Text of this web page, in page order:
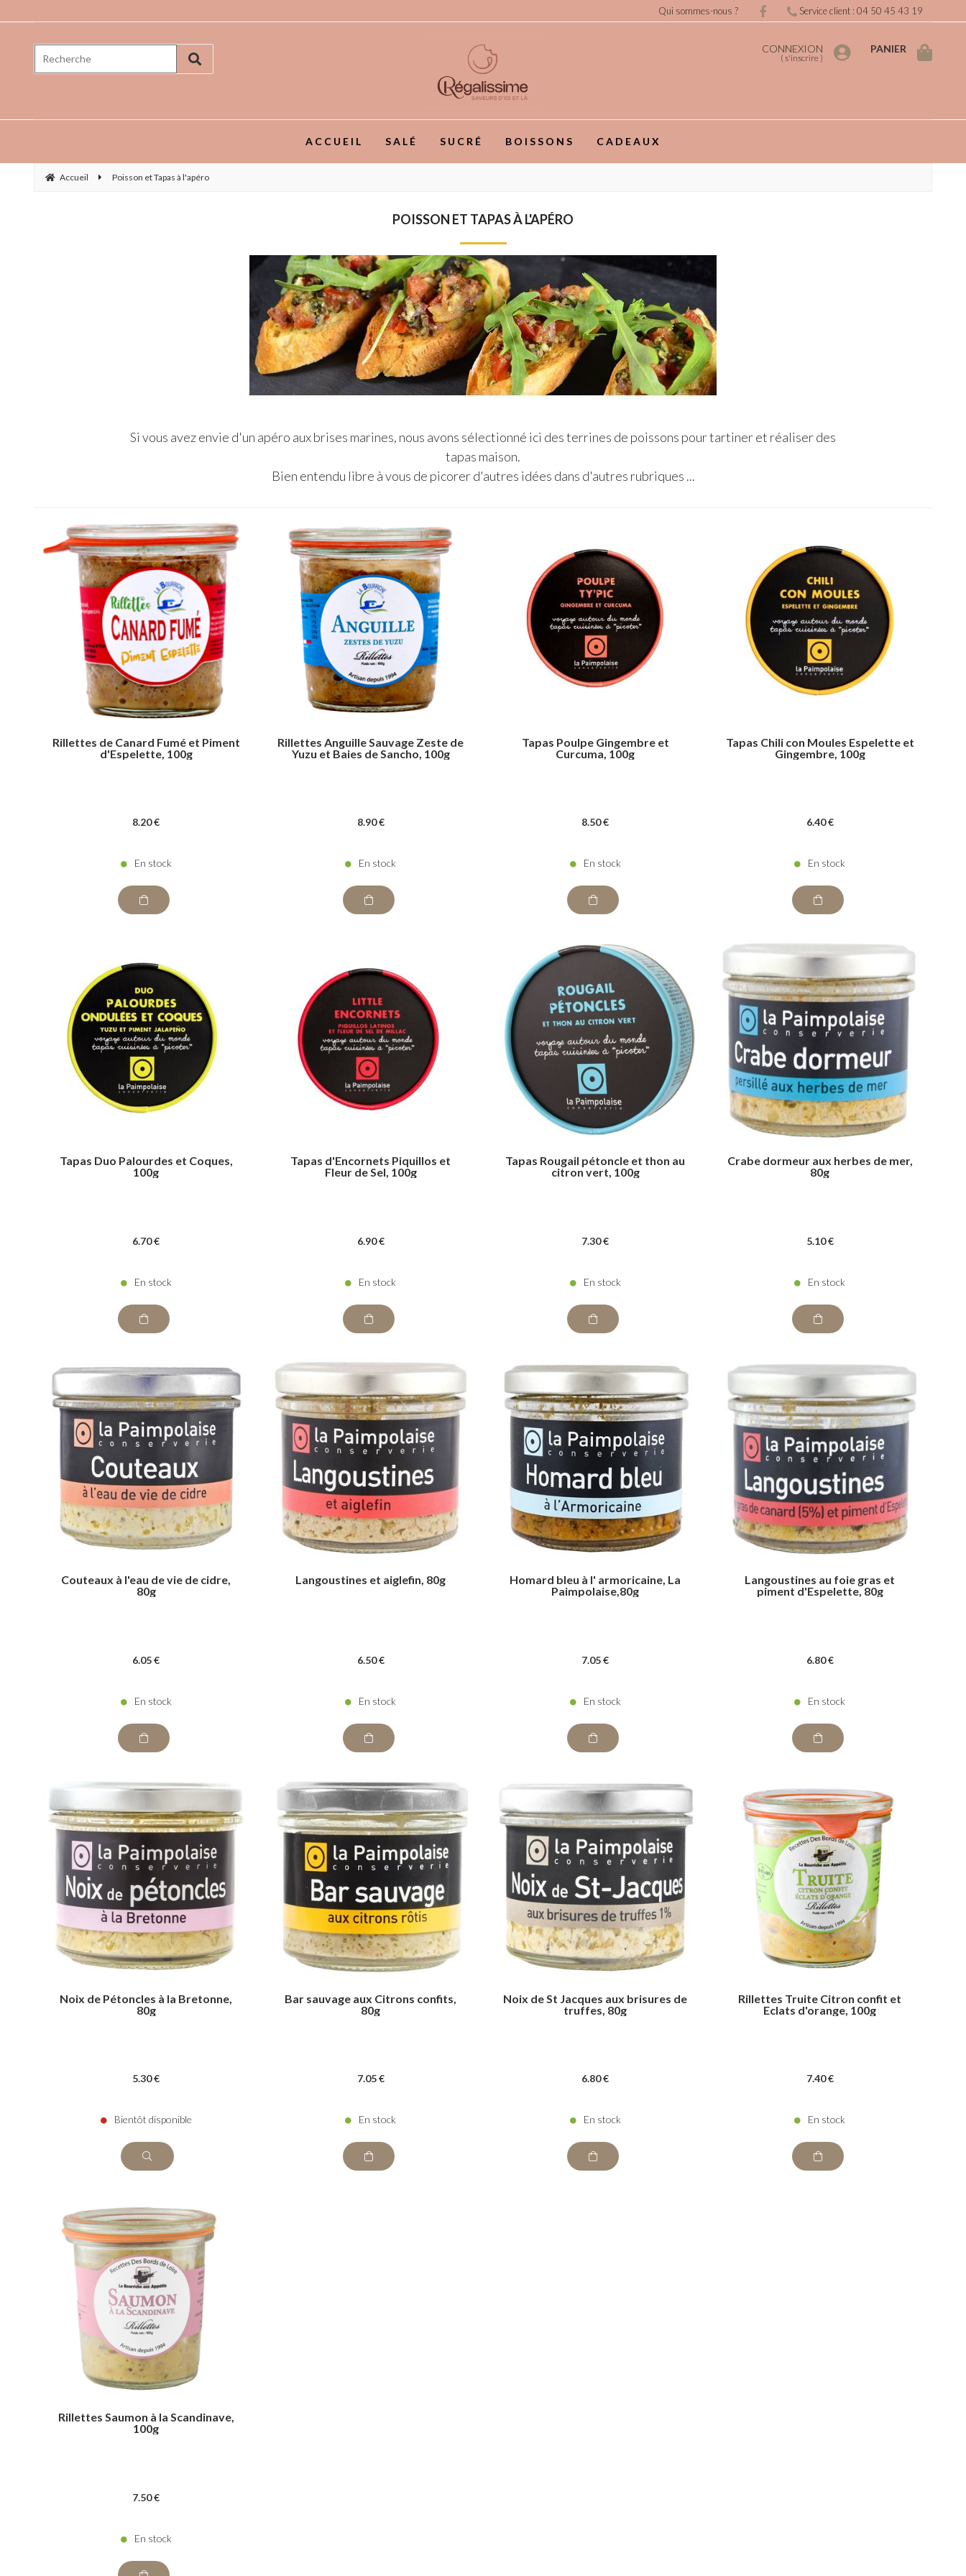
CONNEXION
( s'inscrire )
PANIER
ACCUEIL SALÉ SUCRÉ BOISSONS CADEAUX
Accueil Poisson et Tapas à l'apéro
POISSON ET TAPAS À L'APÉRO
Si vous avez envie d'un apéro aux brises marines, nous avons sélectionné ici des terrines de poissons pour tartiner et réaliser des
tapas maison.
Bien entendu libre à vous de picorer d'autres idées dans d'autres rubriques ...
Rillettes de Canard Fumé et Piment
d'Espelette, 100g
8.20€
En stock
Rillettes Anguille Sauvage Zeste de
Yuzu et Baies de Sancho, 100g
8.90€
En stock
Tapas Poulpe Gingembre et
Curcuma, 100g
8.50€
En stock
Tapas Chili con Moules Espelette et
Gingembre, 100g
6.40€
En stock
Tapas Duo Palourdes et Coques,
100g
6.70€
En stock
Tapas d'Encornets Piquillos et
Fleur de Sel, 100g
6.90€
En stock
Tapas Rougail pétoncle et thon au
citron vert, 100g
7.30€
En stock
Crabe dormeur aux herbes de mer,
80g
5.10€
En stock
Couteaux à l'eau de vie de cidre,
80g
6.05€
En stock
Langoustines et aiglefin, 80g
6.50€
En stock
Homard bleu à l' armoricaine, La
Paimpolaise,80g
7.05€
En stock
Langoustines au foie gras et
piment d'Espelette, 80g
6.80€
En stock
Noix de Pétoncles à la Bretonne,
80g
5.30€
Bientôt disponible
Bar sauvage aux Citrons confits,
80g
7.05€
En stock
Noix de St Jacques aux brisures de
truffes, 80g
6.80€
En stock
Rillettes Truite Citron confit et
Eclats d'orange, 100g
7.40€
En stock
Rillettes Saumon à la Scandinave,
100g
7.50€
En stock
Qui sommes-nous ? Service client : 04 50 45 43 19